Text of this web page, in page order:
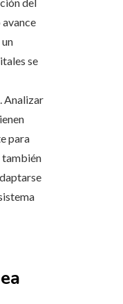
del
se
Analizar
para
también